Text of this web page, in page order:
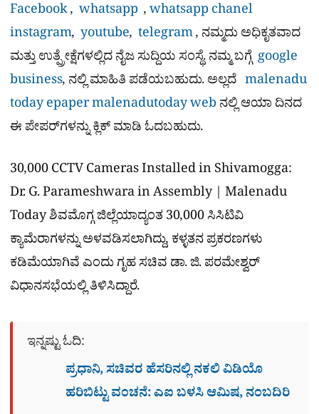
Facebook, whatsapp ,whatsapp chanel
instagram, youtube, telegram, ನಮ್ಮದು ಅಧಿಕೃತವಾದ
ಮತ್ತು ಉತ್ಪ್ರೇಕ್ಷೆಗಳಲ್ಲಿದ ನೈಜ ಸುದ್ದಿಯ ಸಂಸ್ಥೆ. ನಮ್ಮ ಬಗ್ಗೆ google
business, ನಲ್ಲಿ ಮಾಹಿತಿ ಪಡೆಯಬಹುದು. ಅಲ್ಲದೆ malenadu
today epapermalenadutoday web ನಲ್ಲಿ ಆಯಾ ದಿನದ
ಈ ಪೇಪರ್​ಗಳನ್ನು ಕ್ಲಿಕ್ ಮಾಡಿ ಓದಬಹುದು.
30,000 CCTV Cameras Installed in Shivamogga:
Dr. G. Parameshwara in Assembly | Malenadu
Today ಶಿವಮೊಗ್ಗ ಜಿಲ್ಲೆಯಾದ್ಯಂತ 30,000 ಸಿಸಿಟಿವಿ
ಕ್ಯಾಮೆರಾಗಳನ್ನು ಅಳವಡಿಸಲಾಗಿದ್ದು, ಕಳ್ಳತನ ಪ್ರಕರಣಗಳು
ಕಡಿಮೆಯಾಗಿವೆ ಎಂದು ಗೃಹ ಸಚಿವ ಡಾ. ಜಿ. ಪರಮೇಶ್ವರ್
ವಿಧಾನಸಭೆಯಲ್ಲಿ ತಿಳಿಸಿದ್ದಾರೆ.
ಇನ್ನಷ್ಟು ಓದಿ:
ಪ್ರಧಾನಿ, ಸಚಿವರ ಹೆಸರಿನಲ್ಲಿ ನಕಲಿ ವಿಡಿಯೊ
ಹರಿಬಿಟ್ಟು ವಂಚನೆ: ಎಐ ಬಳಸಿ ಆಮಿಷ, ನಂಬದಿರಿ